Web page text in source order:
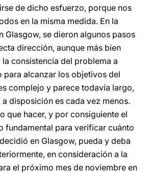
de dicho esfuerzo, porque nos
en la misma medida. En la
Glasgow, se dieron algunos pasos
dirección, aunque más bien
consistencia del problema a
para alcanzar los objetivos del
complejo y parece todavía largo,
disposición es cada vez menos.
que hacer, y por consiguiente el
fundamental para verificar cuánto
en Glasgow, pueda y deba
en consideración a la
el próximo mes de noviembre en